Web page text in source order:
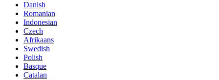
Danish
Romanian
Indonesian
Czech
Afrikaans
Swedish
Polish
Basque
Catalan